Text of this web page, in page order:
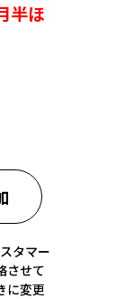
半ほ
タマー
させて
に変更